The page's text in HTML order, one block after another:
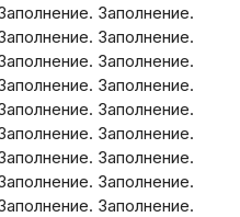
Заполнение.
Заполнение.
Заполнение.
Заполнение.
Заполнение.
Заполнение.
Заполнение.
Заполнение.
Заполнение.